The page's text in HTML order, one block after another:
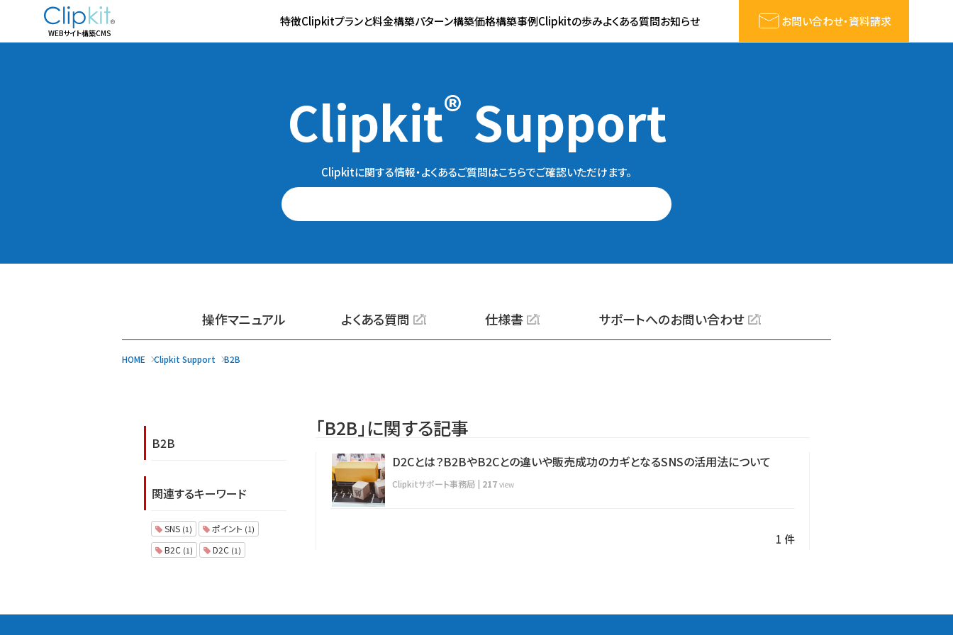
WEBサイト構築CMS
特徴Clipkitプランと料金構築パターン構築価格構築事例Clipkitの歩みよくある質問お知らせ お問い合わせ・資料請求
Clipkit® Support
Clipkitに関する情報・よくあるご質問はこちらでご確認いただけます。
操作マニュアル よくある質問 仕様書 サポートへのお問い合わせ
HOME Clipkit Support B2B
B2B
関連するキーワード
SNS (1) ポイント (1)
B2C (1) D2C (1)
「B2B」に関する記事
D2Cとは？B2BやB2Cとの違いや販売成功のカギとなるSNSの活用法について
Clipkitサポート事務局| 217 view
1 件